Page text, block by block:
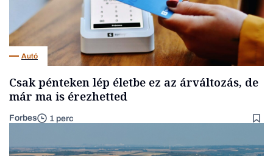
Autó
Csak pénteken lép életbe ez az árváltozás, de
már ma is érezhetted
Forbes 1 perc